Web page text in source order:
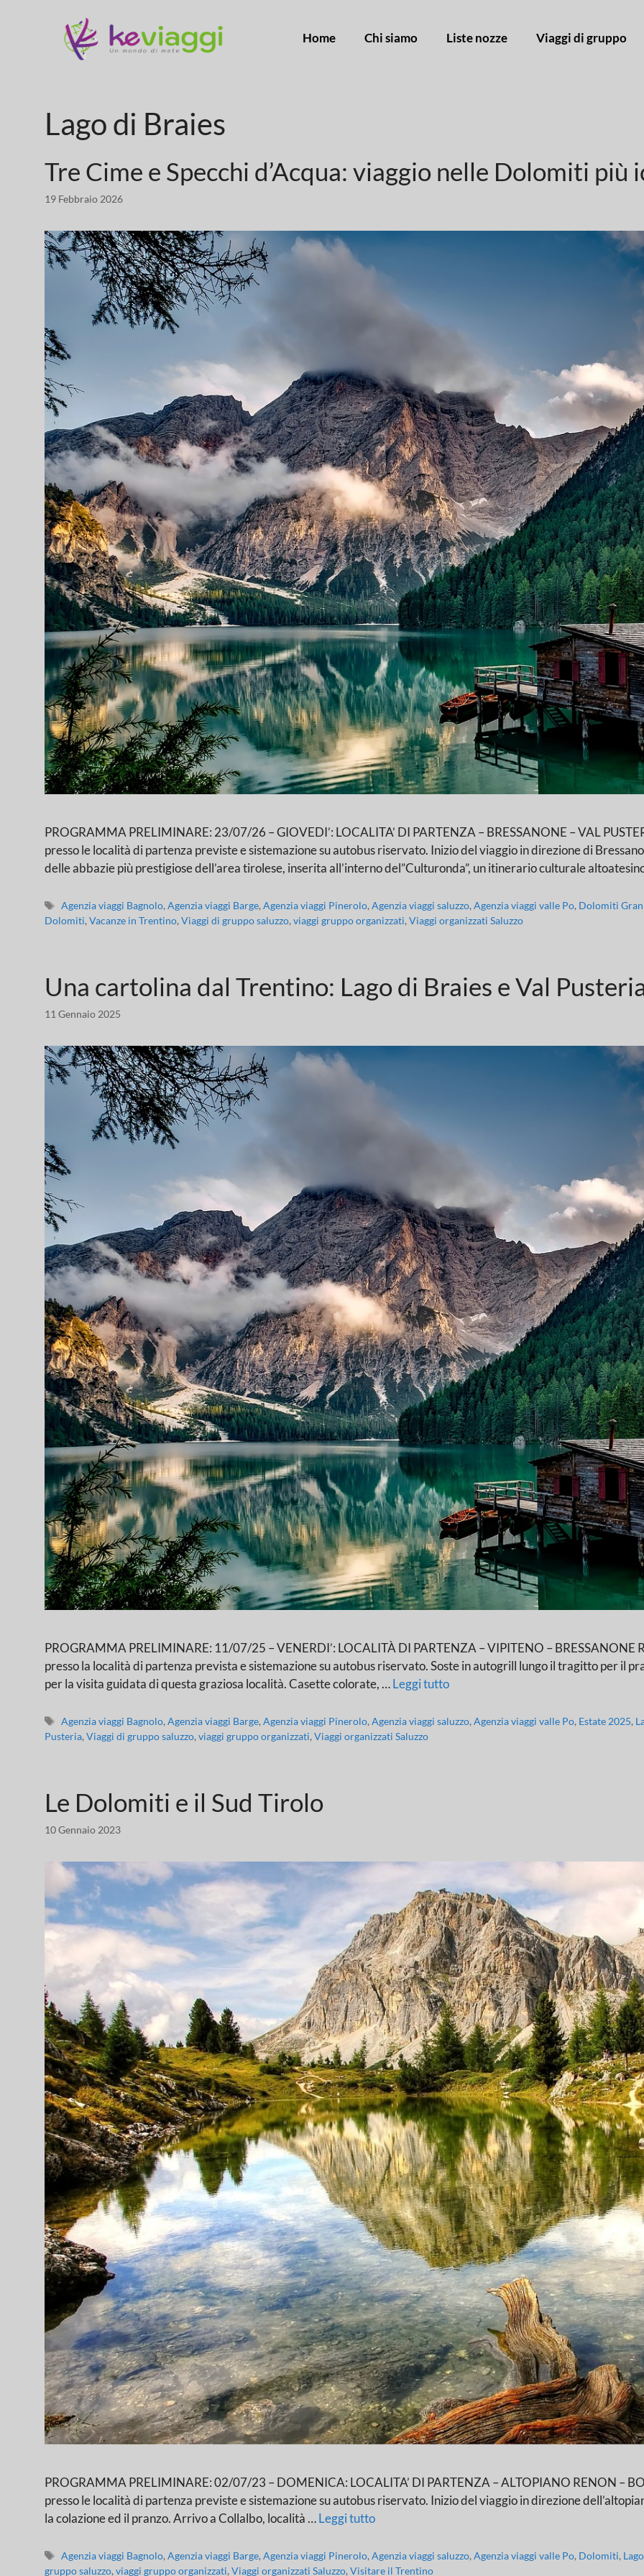
Home Chi siamo Liste nozze Viaggi di gruppo
Lago di Braies
Tre Cime e Specchi d’Acqua: viaggio nelle Dolomiti più
19 Febbraio 2026
PROGRAMMA PRELIMINARE: 23/07/26 – GIOVEDI’: LOCALITA’ DI PARTENZA – BRESSANONE – VAL
presso le località di partenza previste e sistemazione su autobus riservato. Inizio del viaggio in direzione di
delle abbazie più prestigiose dell’area tirolese, inserita all’interno del”Culturonda”, un itinerario culturale
Agenzia viaggi Bagnolo,Agenzia viaggi Barge,Agenzia viaggi Pinerolo,Agenzia viaggi saluzzo,Agenzia viaggi valle Po, Dolomiti Gran
Dolomiti, Vacanze in Trentino, Viaggi di gruppo saluzzo, viaggi gruppo organizzati, Viaggi organizzati Saluzzo
Una cartolina dal Trentino: Lago di Braies e Val
11 Gennaio 2025
PROGRAMMA PRELIMINARE: 11/07/25 – VENERDI’: LOCALITÀ DI PARTENZA – VIPITENO –
presso la località di partenza prevista e sistemazione su autobus riservato. Soste in autogrill lungo il tragitto per il
per la visita guidata di questa graziosa località. Casette colorate, …Leggi tutto
Agenzia viaggi Bagnolo,Agenzia viaggi Barge,Agenzia viaggi Pinerolo,Agenzia viaggi saluzzo,Agenzia viaggi valle Po, Estate 2025,
Pusteria, Viaggi di gruppo saluzzo, viaggi gruppo organizzati, Viaggi organizzati Saluzzo
Le Dolomiti e il Sud Tirolo
10 Gennaio 2023
PROGRAMMA PRELIMINARE: 02/07/23 – DOMENICA: LOCALITA’ DI PARTENZA – ALTOPIANO RENON –
presso le località di partenza previste e sistemazione su autobus riservato. Inizio del viaggio in direzione
la colazione ed il pranzo. Arrivo a Collalbo, località …Leggi tutto
Agenzia viaggi Bagnolo,Agenzia viaggi Barge,Agenzia viaggi Pinerolo,Agenzia viaggi saluzzo,Agenzia viaggi valle Po, Dolomiti,
gruppo saluzzo, viaggi gruppo organizzati, Viaggi organizzati Saluzzo, Visitare il Trentino